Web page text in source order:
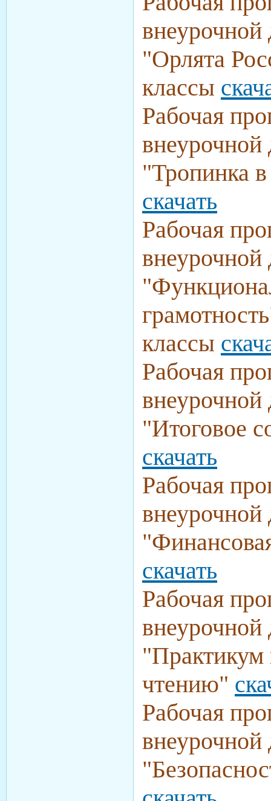
внеурочной
"Орлята
классы
Рабочая
внеурочной
"Тропинка
скачать
Рабочая
внеурочной
классы
Рабочая
внеурочной
"Итоговое
скачать
Рабочая
внеурочной
скачать
Рабочая
внеурочной
"Практикум
чтению"
Рабочая
внеурочной